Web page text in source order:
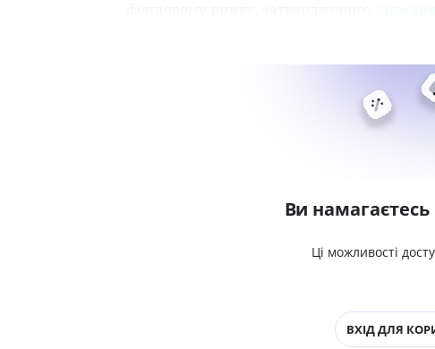
Ви
Ці можливості
ВХІД ДЛЯ